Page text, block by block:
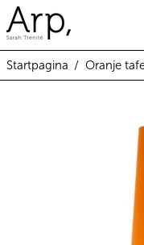
Startpagina / Oranje